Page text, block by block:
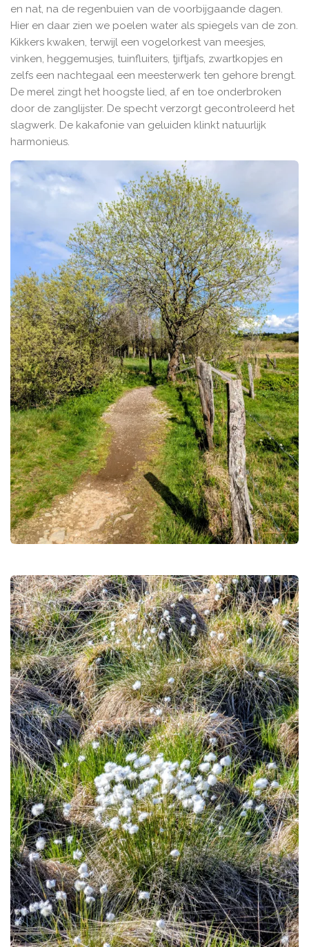
en nat, na de regenbuien van de voorbijgaande dagen.
Hier en daar zien we poelen water als spiegels van de zon.
Kikkers kwaken, terwijl een vogelorkest van meesjes,
vinken, heggemusjes, tuinfluiters, tjiftjafs, zwartkopjes en
zelfs een nachtegaal een meesterwerk ten gehore brengt.
De merel zingt het hoogste lied, af en toe onderbroken
door de zanglijster. De specht verzorgt gecontroleerd het
slagwerk. De kakafonie van geluiden klinkt natuurlijk
harmonieus.